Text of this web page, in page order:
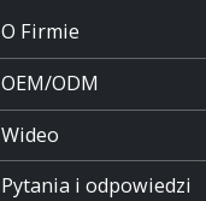
O Firmie
OEM/ODM
Wideo
Pytania i odpowiedzi